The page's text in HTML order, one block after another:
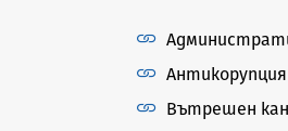
Антикорупция
Вътрешен